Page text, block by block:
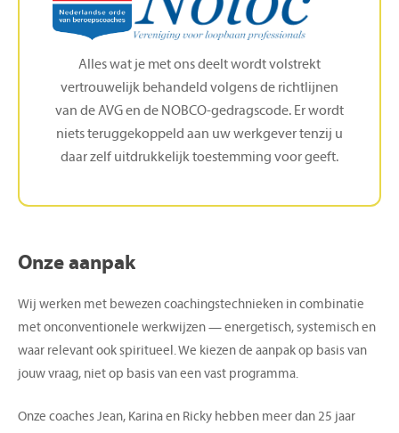
Alles wat je met ons deelt wordt volstrekt
vertrouwelijk behandeld volgens de richtlijnen
van de AVG en de NOBCO-gedragscode. Er wordt
niets teruggekoppeld aan uw werkgever tenzij u
daar zelf uitdrukkelijk toestemming voor geeft.
Onze aanpak
Wij werken met bewezen coachingstechnieken in combinatie
met onconventionele werkwijzen — energetisch, systemisch en
waar relevant ook spiritueel. We kiezen de aanpak op basis van
jouw vraag, niet op basis van een vast programma.
Onze coaches Jean, Karina en Ricky hebben meer dan 25 jaar